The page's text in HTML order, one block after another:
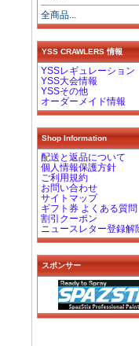
全商品...
YSS CRAWLERS 情報
YSSレギュレーション
YSS大会情報
YSSその他
オーダーメイド情報
Shop Information
配送と返品について
個人情報保護方針
ご利用規約
お問い合わせ
サイトマップ
ギフト券 よくある質問
割引クーポン
ニュースレター登録解
スポンサー